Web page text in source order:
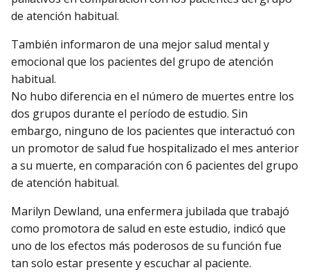
de atención habitual.
También informaron de una mejor salud mental y
emocional que los pacientes del grupo de atención
habitual.
No hubo diferencia en el número de muertes entre los
dos grupos durante el período de estudio. Sin
embargo, ninguno de los pacientes que interactuó con
un promotor de salud fue hospitalizado el mes anterior
a su muerte, en comparación con 6 pacientes del grupo
de atención habitual.
Marilyn Dewland, una enfermera jubilada que trabajó
como promotora de salud en este estudio, indicó que
uno de los efectos más poderosos de su función fue
tan solo estar presente y escuchar al paciente.